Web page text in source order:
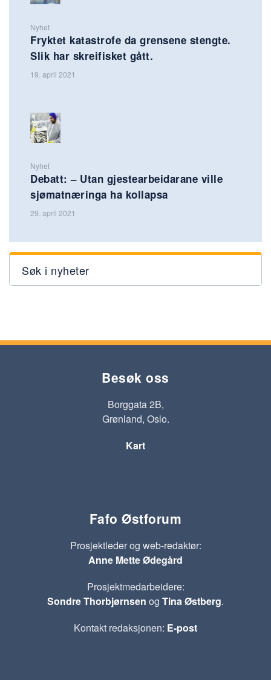
Nyhet
Fryktet katastrofe da grensene stengte.
Slik har skreifisket gått.
19. april 2021
Nyhet
Debatt: – Utan gjestearbeidarane ville
sjømatnæringa ha kollapsa
29. april 2021
Søk i nyheter
Besøk oss
Borggata 2B,
Grønland, Oslo.
Kart
Fafo Østforum
Prosjektleder og web-redaktør:
Anne Mette Ødegård
Prosjektmedarbeidere:
Sondre Thorbjørnsen og Tina Østberg.
Kontakt redaksjonen: E-post